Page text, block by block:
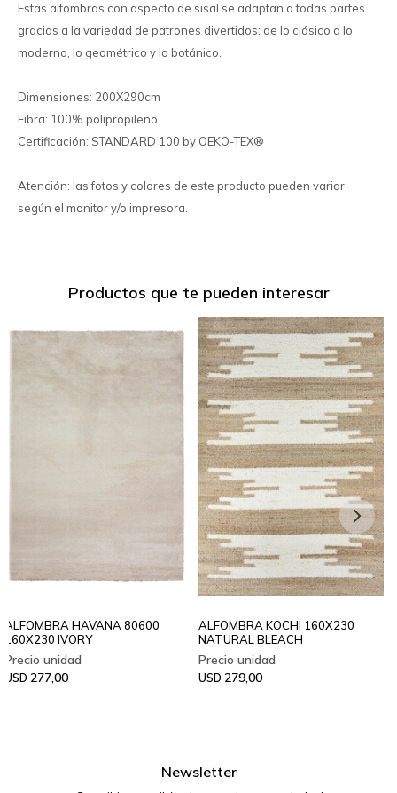
Estas alfombras con aspecto de sisal se adaptan a todas partes
gracias a la variedad de patrones divertidos: de lo clásico a lo
moderno, lo geométrico y lo botánico.
Dimensiones: 200X290cm
Fibra: 100% polipropileno
Certificación: STANDARD 100 by OEKO-TEX®
Atención: las fotos y colores de este producto pueden variar
según el monitor y/o impresora.
Productos que te pueden interesar
ALFOMBRA HAVANA 80600
160X230 IVORY
USD 277,00
ALFOMBRA KOCHI 160X230
NATURAL BLEACH
USD 279,00
Newsletter